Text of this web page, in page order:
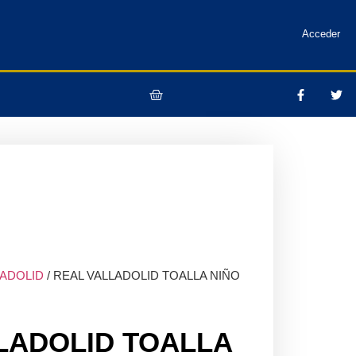
Acceder
/ REAL VALLADOLID TOALLA NIÑO
TOALLA